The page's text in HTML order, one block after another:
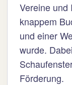
Vereine und
knappem
und einer
wurde.
Förderung.